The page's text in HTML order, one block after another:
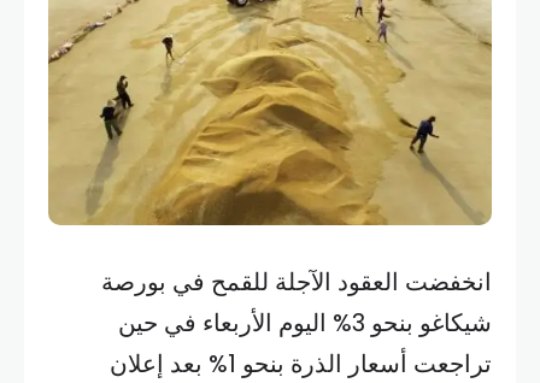
انخفضت العقود الآجلة للقمح في بورصة
شيكاغو بنحو 3% اليوم الأربعاء في حين
تراجعت أسعار الذرة بنحو 1% بعد إعلان